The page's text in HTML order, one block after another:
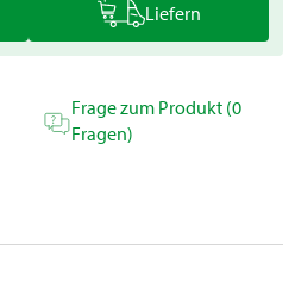
Liefern
Frage zum Produkt (0
Fragen)